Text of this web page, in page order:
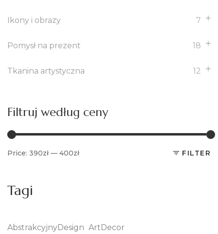
Ikony i obrazy 7
Pomysł na prezent 18
Tkanina artystyczna 12
Filtruj według ceny
FILTER
Price: 390zł — 400zł
Tagi
AbstrakcyjnyDesign ArtDecor